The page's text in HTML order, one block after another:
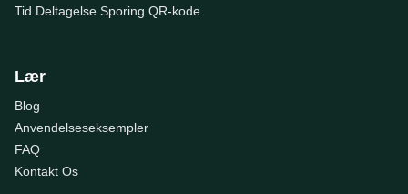
Tid Deltagelse Sporing QR-kode
Lær
Blog
Anvendelseseksempler
FAQ
Kontakt Os